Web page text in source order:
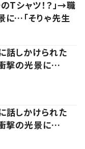
Tシャツ！？」→職
に…「そりゃ先生
しかけられた
撃の光景に…
しかけられた
撃の光景に…